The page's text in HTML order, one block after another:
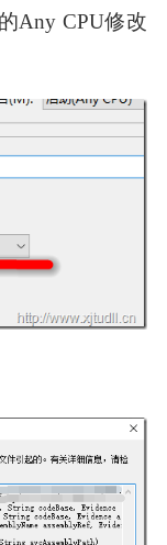
Any CPU修改